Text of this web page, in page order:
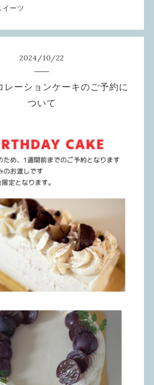
イーツ
2024/10/22
レーションケーキのご予約に
ついて